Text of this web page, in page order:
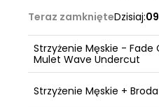
Teraz zamknięteDzisiaj:
Strzyżenie Męskie - Fade
Mulet Wave Undercut
Strzyżenie Męskie + Broda